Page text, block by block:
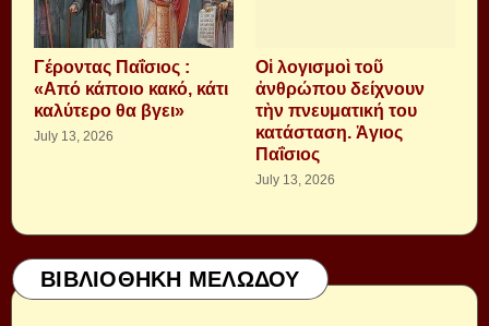
Γέροντας Παΐσιος :
«Από κάποιο κακό, κάτι
καλύτερο θα βγει»
July 13, 2026
Οἱ λογισμοὶ τοῦ
ἀνθρώπου δείχνουν
τὴν πνευματική του
κατάσταση. Ἁγιος
Παΐσιος
July 13, 2026
ΒΙΒΛΙΟΘΗΚΗ ΜΕΛΩΔΟΥ